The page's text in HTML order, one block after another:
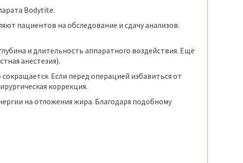
Bodytite.
пациентов на обследование и сдачу анализов.
и длительность аппаратного воздействия. Ещё
анестезия).
Если перед операцией избавиться от
коррекция.
на отложения жира. Благодаря подобному